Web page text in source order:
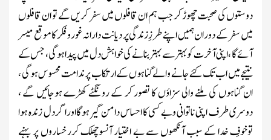
دوستوں کی صحبت چھوڑ کر جب ہم ان قافلوں میں سفر کریں گے تو ان قافلوں
میں سفر کے دوران ہمیں اپنے طرزِزندگی پر دیانت دارانہ غوروفکر کا موقع میسر
آئے گا ، اپنی آخرت کو بہتر سے بہتر بنانے کی خواہش دل میں پیدا ہوگی، جس کے
نتیجے میں اب تک کئے جانے والے گناہوں کے ارتکاب پر ندامت محسوس ہوگی ،
ان گناہوں کی ملنے والی سزاؤں کا تصور کر کے رونگٹے کھڑے ہوجائیں گے ،
دوسری طرف اپنی ناتوانی وبے کسی کا احساس دامن گیر ہوگااوراگر دل زندہ ہوا
توخوفِ خدا کے سبب آنکھوں سے بے اختیار آنسوچھلک کررخساروں پر بہنے